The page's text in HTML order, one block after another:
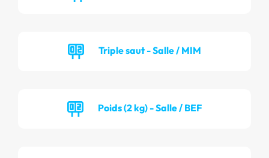
Triple saut - Salle / MIM
Poids (2 kg) - Salle / BEF